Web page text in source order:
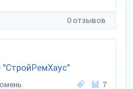
0 отзывов
7